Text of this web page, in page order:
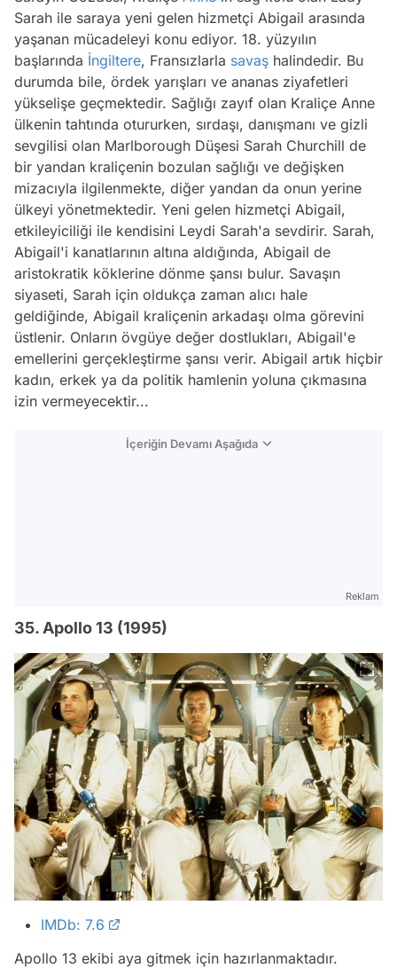
Sarah ile saraya yeni gelen hizmetçi Abigail arasında
yaşanan mücadeleyi konu ediyor. 18. yüzyılın
başlarında İngiltere, Fransızlarla savaş halindedir. Bu
durumda bile, ördek yarışları ve ananas ziyafetleri
yükselişe geçmektedir. Sağlığı zayıf olan Kraliçe Anne
ülkenin tahtında otururken, sırdaşı, danışmanı ve gizli
sevgilisi olan Marlborough Düşesi Sarah Churchill de
bir yandan kraliçenin bozulan sağlığı ve değişken
mizacıyla ilgilenmekte, diğer yandan da onun yerine
ülkeyi yönetmektedir. Yeni gelen hizmetçi Abigail,
etkileyiciliği ile kendisini Leydi Sarah'a sevdirir. Sarah,
Abigail'i kanatlarının altına aldığında, Abigail de
aristokratik köklerine dönme şansı bulur. Savaşın
siyaseti, Sarah için oldukça zaman alıcı hale
geldiğinde, Abigail kraliçenin arkadaşı olma görevini
üstlenir. Onların övgüye değer dostlukları, Abigail'e
emellerini gerçekleştirme şansı verir. Abigail artık hiçbir
kadın, erkek ya da politik hamlenin yoluna çıkmasına
izin vermeyecektir...
İçeriğin Devamı Aşağıda
Reklam
35. Apollo 13 (1995)
IMDb: 7.6
Apollo 13 ekibi aya gitmek için hazırlanmaktadır.